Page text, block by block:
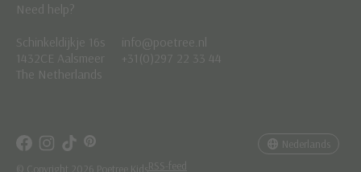
Need help?
Schinkeldijkje 16s
1432CE Aalsmeer
The Netherlands
info@poetree.nl
+31(0)297 22 33 44
© Copyright 2026 Poetree Kids RSS-feed
Nederlands
Nederlands